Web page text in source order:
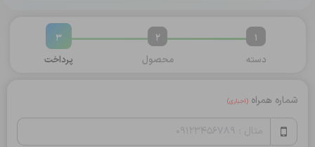
1
دسته
2
محصول
3
پرداخت
شماره همراه(اجباری)